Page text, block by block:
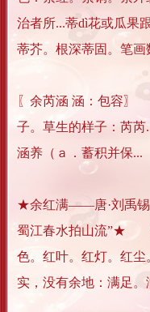
治者所...蒂dì花或瓜果
蒂芥。根深蒂固。笔画
〖余芮涵 涵：包容
子。草生的样子：芮芮
涵养（ａ．蓄积并保...
★余红满——唐·刘禹锡
蜀江春水拍山流”★
色。红叶。红灯。红尘
实，没有余地：满足